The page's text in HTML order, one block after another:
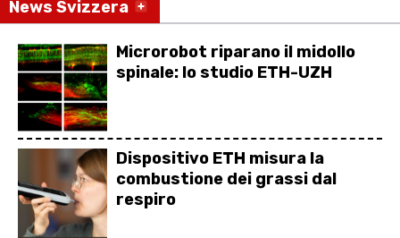
News Svizzera
Microrobot riparano il midollo
spinale: lo studio ETH-UZH
Dispositivo ETH misura la
combustione dei grassi dal
respiro